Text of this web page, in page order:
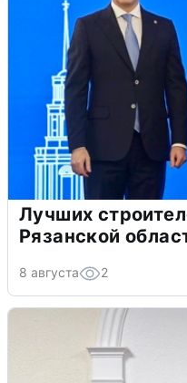
Лучших
Рязанской
8 августа 2